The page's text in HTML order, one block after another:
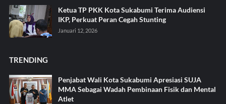
Ketua TP PKK Kota Sukabumi Terima Audiensi
IKP, Perkuat Peran Cegah Stunting
Januari 12, 2026
TRENDING
Penjabat Wali Kota Sukabumi Apresiasi SUJA
MMA Sebagai Wadah Pembinaan Fisik dan Mental
Atlet